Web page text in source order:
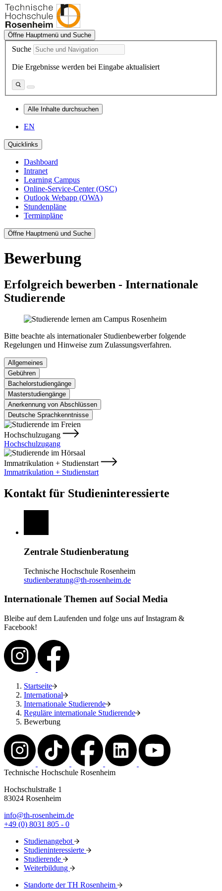
Öffne Hauptmenü und Suche
Suche
Die Ergebnisse werden bei Eingabe aktualisiert
Alle Inhalte durchsuchen
EN
Quicklinks
Dashboard
Intranet
Learning Campus
Online-Service-Center (OSC)
Outlook Webapp (OWA)
Stundenpläne
Terminpläne
Öffne Hauptmenü und Suche
Bewerbung
Erfolgreich bewerben - Internationale
Studierende
Bitte beachte als internationaler Studienbewerber folgende
Regelungen und Hinweise zum Zulassungsverfahren.
Allgemeines
Gebühren
Bachelorstudiengänge
Masterstudiengänge
Anerkennung von Abschlüssen
Deutsche Sprachkenntnisse
Hochschulzugang
Hochschulzugang
Immatrikulation + Studienstart
Immatrikulation + Studienstart
Kontakt für Studieninteressierte
Zentrale Studienberatung
Technische Hochschule Rosenheim
studienberatung@th-rosenheim.de
Internationale Themen auf Social Media
Bleibe auf dem Laufenden und folge uns auf Instagram &
Facebook!
Startseite
International
Internationale Studierende
Reguläre internationale Studierende
Bewerbung
Technische Hochschule Rosenheim
Hochschulstraße 1
83024 Rosenheim
info@th-rosenheim.de
+49 (0) 8031 805 - 0
Studienangebot
Studieninteressierte
Studierende
Weiterbildung
Standorte der TH Rosenheim